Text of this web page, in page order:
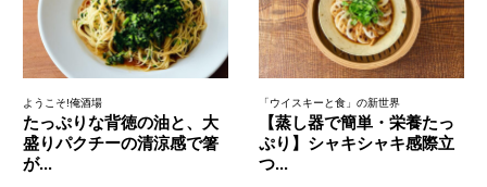
ようこそ!俺酒場
たっぷりな背徳の油と、大
盛りパクチーの清涼感で箸
が...
「ウイスキーと食」の新世界
【蒸し器で簡単・栄養たっ
ぷり】シャキシャキ感際立
つ...